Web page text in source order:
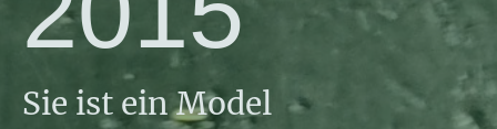
Sie ist ein Model